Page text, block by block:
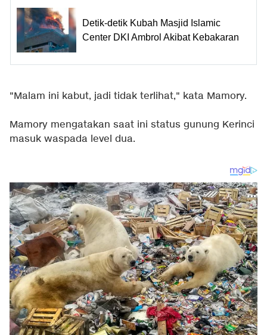
Detik-detik Kubah Masjid Islamic
Center DKI Ambrol Akibat Kebakaran
"Malam ini kabut, jadi tidak terlihat," kata Mamory.
Mamory mengatakan saat ini status gunung Kerinci
masuk waspada level dua.